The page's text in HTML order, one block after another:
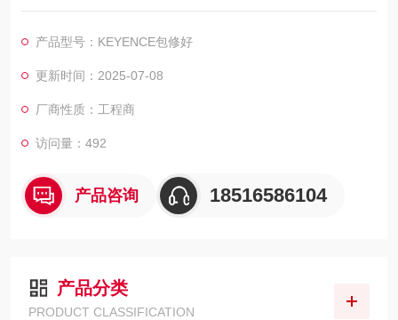
维修故障工业设备修的好还修的快，我公司库存各系列基恩士配
好不易坏，很多修好用到报废都有。如果需要维修可以发给我公
司处理，另外公司基恩士模拟测试平台等在线测速仪都齐全，在
产品型号：KEYENCE包修好
更新时间：2025-07-08
厂商性质：工程商
访问量：492
产品咨询 18516586104
产品分类
PRODUCT CLASSIFICATION